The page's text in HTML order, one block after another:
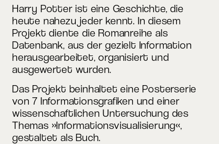
Harry Potter ist eine Geschichte, die
heute nahezu jeder kennt. In diesem
Projekt diente die Romanreihe als
Datenbank, aus der gezielt Information
herausgearbeitet, organisiert und
ausgewertet wurden.
Das Projekt beinhaltet eine Posterserie
von 7 Informationsgrafiken und einer
wissenschaftlichen Untersuchung des
Themas »Informationsvisualisierung«,
gestaltet als Buch.